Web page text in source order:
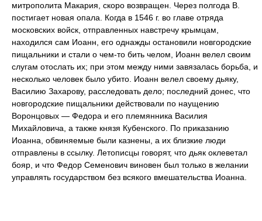
митрополита Макария, скоро возвращен. Через полгода В.
постигает новая опала. Когда в 1546 г. во главе отряда
московских войск, отправленных навстречу крымцам,
находился сам Иоанн, его однажды остановили новгородские
пищальники и стали о чем-то бить челом, Иоанн велел своим
слугам отослать их; при этом между ними завязалась борьба, и
несколько человек было убито. Иоанн велел своему дьяку,
Василию Захарову, расследовать дело; последний донес, что
новгородские пищальники действовали по наущению
Воронцовых — Федора и его племянника Василия
Михайловича, а также князя Кубенского. По приказанию
Иоанна, обвиняемые были казнены, а их близкие люди
отправлены в ссылку. Летописцы говорят, что дьяк оклеветал
бояр, и что Федор Семенович виновен был только в желании
управлять государством без всякого вмешательства Иоанна.